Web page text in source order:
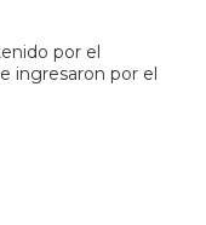
por el
ingresaron por el